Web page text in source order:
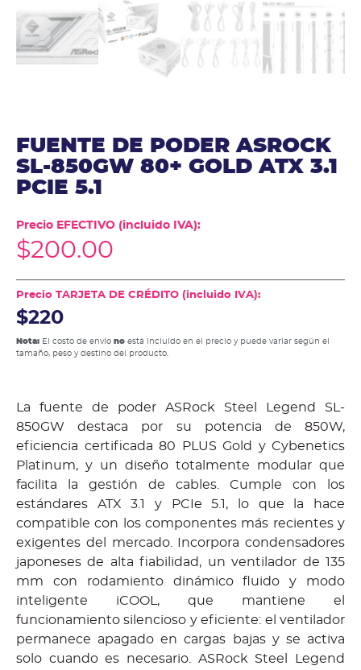
FUENTE DE PODER ASROCK
SL-850GW 80+ GOLD ATX 3.1
PCIE 5.1
Precio EFECTIVO (incluido IVA):
$200.00
Precio TARJETA DE CRÉDITO (incluido IVA):
$220
Nota: El costo de envío no está incluido en el precio y puede variar según el
tamaño, peso y destino del producto.
La fuente de poder ASRock Steel Legend SL-
850GW destaca por su potencia de 850W,
eficiencia certificada 80 PLUS Gold y Cybenetics
Platinum, y un diseño totalmente modular que
facilita la gestión de cables. Cumple con los
estándares ATX 3.1 y PCIe 5.1, lo que la hace
compatible con los componentes más recientes y
exigentes del mercado. Incorpora condensadores
japoneses de alta fiabilidad, un ventilador de 135
mm con rodamiento dinámico fluido y modo
inteligente iCOOL, que mantiene el
funcionamiento silencioso y eficiente: el ventilador
permanece apagado en cargas bajas y se activa
solo cuando es necesario. ASRock Steel Legend